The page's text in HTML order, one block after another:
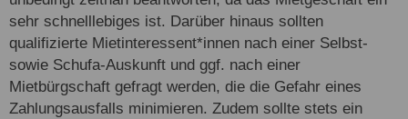
sehr schnelllebiges ist. Darüber hinaus sollten
qualifizierte Mietinteressent*innen nach einer Selbst-
sowie Schufa-Auskunft und ggf. nach einer
Mietbürgschaft gefragt werden, die die Gefahr eines
Zahlungsausfalls minimieren. Zudem sollte stets ein